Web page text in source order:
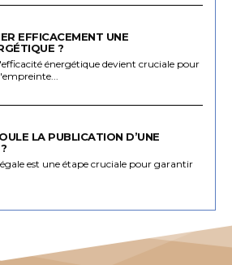
EFFICACEMENT UNE
?
énergétique devient cruciale pour
LA PUBLICATION D’UNE
est une étape cruciale pour garantir